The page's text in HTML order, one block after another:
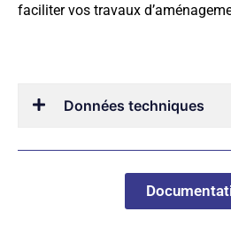
faciliter vos travaux
Données techniques